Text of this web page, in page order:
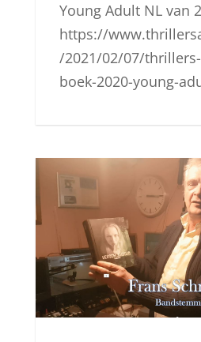
Young Adult NL van
https://
/2021/02/07/
boek-2020-young-